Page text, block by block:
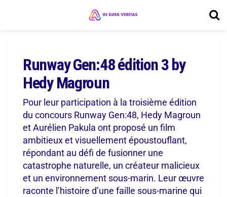
Runway Gen:48 édition 3 by
Hedy Magroun
Pour leur participation à la troisième édition
du concours Runway Gen:48, Hedy Magroun
et Aurélien Pakula ont proposé un film
ambitieux et visuellement époustouflant,
répondant au défi de fusionner une
catastrophe naturelle, un créateur malicieux
et un environnement sous-marin. Leur œuvre
raconte l’histoire d’une faille sous-marine qui